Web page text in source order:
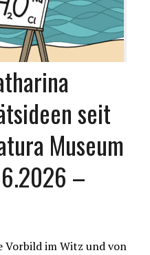
seit
Museum
–
Vorbild im Witz und von